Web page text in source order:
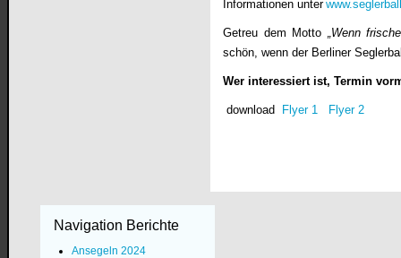
Informationen unter
Getreu dem Motto „Wenn
schön, wenn der Berliner
Wer interessiert ist, Termin
download Flyer 1 Flyer 2
Navigation Berichte
Ansegeln 2024